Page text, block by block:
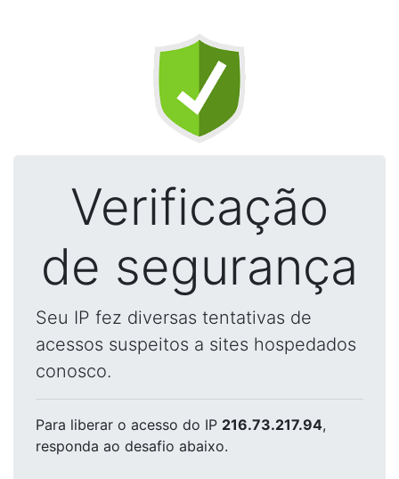
Verificação
de segurança
Seu IP fez diversas tentativas de
acessos suspeitos a sites hospedados
conosco.
Para liberar o acesso do IP 216.73.217.94,
responda ao desafio abaixo.